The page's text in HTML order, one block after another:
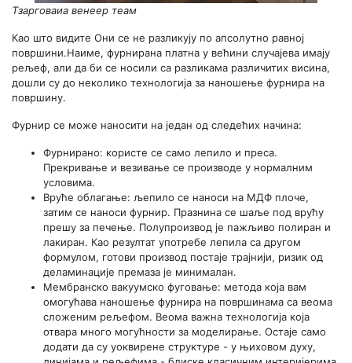
Тзарговаиа венеер теам
Као што видите Они се не разликују по апсолутно равној
површини.Наиме, фурнирана платна у већини случајева имају
рељеф, али да би се носили са разликама различитих висина,
дошли су до неколико технологија за наношење фурнира на
површину.
Фурнир се може наносити на један од следећих начина:
Фурнирано: користе се само лепило и преса.
Прекривање и везивање се производе у нормалним
условима.
Вруће облагање: љепило се наноси на МДФ плоче,
затим се наноси фурнир. Празнина се шаље под врућу
прешу за печење. Полупроизвод је пажљиво полиран и
лакиран. Као резултат употребе лепила са другом
формулом, готови производ постаје трајнији, ризик од
деламинације премаза је минималан.
Мембранско вакуумско фуговање: метода која вам
омогућава наношење фурнира на површинама са веома
сложеним рељефом. Веома важна технологија која
отвара много могућности за моделирање. Остаје само
додати да су уоквирене структуре - у њиховом духу,